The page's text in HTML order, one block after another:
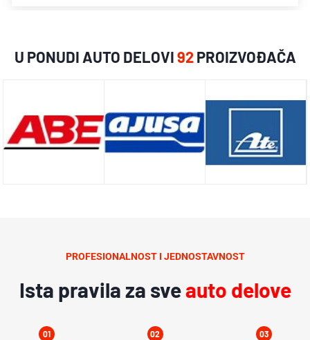
U PONUDI AUTO DELOVI92PROIZVOĐAČA
PROFESIONALNOST I JEDNOSTAVNOST
Ista pravila za sveauto delove
01 02 03